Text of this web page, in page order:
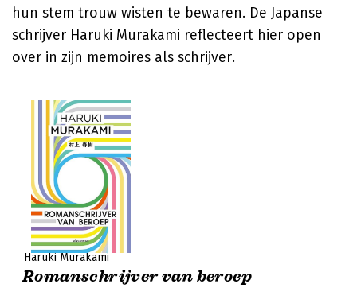
hun stem trouw wisten te bewaren. De Japanse
schrijver Haruki Murakami reflecteert hier open
over in zijn memoires als schrijver.
Haruki Murakami
Romanschrijver van beroep